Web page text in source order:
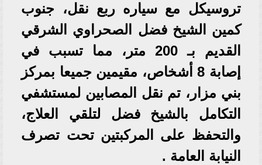
تروسيكل مع سياره ربع نقل، جنوب
كمين الشيخ فضل الصحراوي الشرقي
القديم بـ 200 متر، مما تسبب في
إصابة 8 أشخاص، مقيمين جميعا بمركز
بني مزار، تم نقل المصابين لمستشفي
التكامل بالشيخ فضل لتلقي العلاج،
والتحفظ على المركبتين تحت تصرف
النيابة العامة .